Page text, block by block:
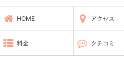
HOME アクセス
料金 クチコミ